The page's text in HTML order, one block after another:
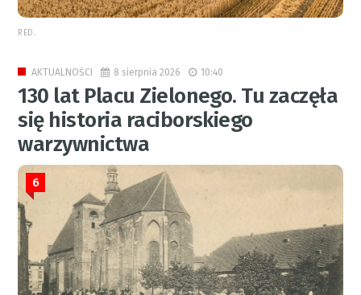
RED.
AKTUALNOŚCI 8 sierpnia 2026 10:40
130 lat Placu Zielonego. Tu zaczęła
się historia raciborskiego
warzywnictwa
6